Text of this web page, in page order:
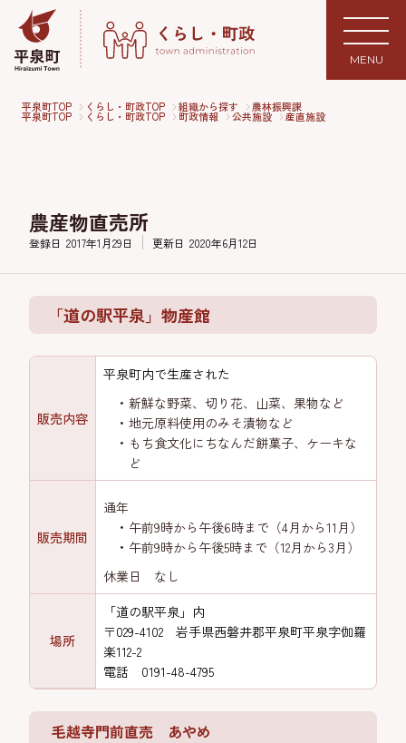
MENU
平泉町TOP くらし・町政TOP 組織から探す 農林振興課
平泉町TOP くらし・町政TOP 町政情報 公共施設 産直施設
農産物直売所
登録日 2017年1月29日 更新日 2020年6月12日
「道の駅平泉」物産館
販売内容
平泉町内で生産された
新鮮な野菜、切り花、山菜、果物など
地元原料使用のみそ漬物など
もち食文化にちなんだ餅菓子、ケーキな
ど
販売期間
通年
午前9時から午後6時まで（4月から11月）
午前9時から午後5時まで（12月から3月）
休業日 なし
場所
「道の駅平泉」内
〒029-4102 岩手県西磐井郡平泉町平泉字伽羅
楽112-2
電話 0191-48-4795
毛越寺門前直売 あやめ